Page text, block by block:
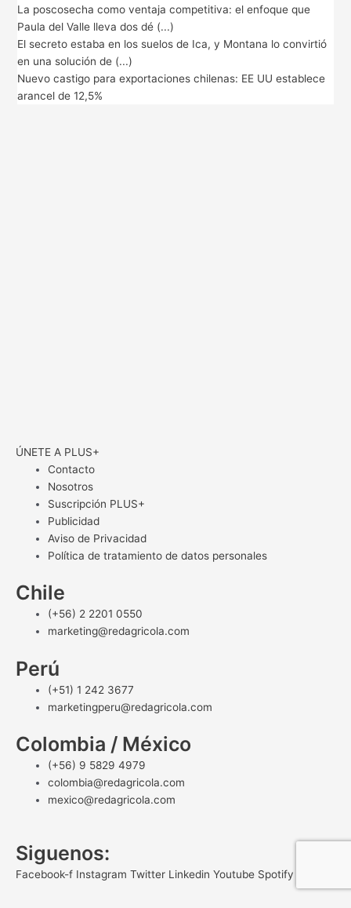
La poscosecha como ventaja competitiva: el enfoque que
Paula del Valle lleva dos dé (...)
El secreto estaba en los suelos de Ica, y Montana lo convirtió
en una solución de (...)
Nuevo castigo para exportaciones chilenas: EE UU establece
arancel de 12,5%
ÚNETE A PLUS+
Contacto
Nosotros
Suscripción PLUS+
Publicidad
Aviso de Privacidad
Política de tratamiento de datos personales
Chile
(+56) 2 2201 0550
marketing@redagricola.com
Perú
(+51) 1 242 3677
marketingperu@redagricola.com
Colombia / México
(+56) 9 5829 4979
colombia@redagricola.com
mexico@redagricola.com
Siguenos:
Facebook-f Instagram Twitter Linkedin Youtube Spotify